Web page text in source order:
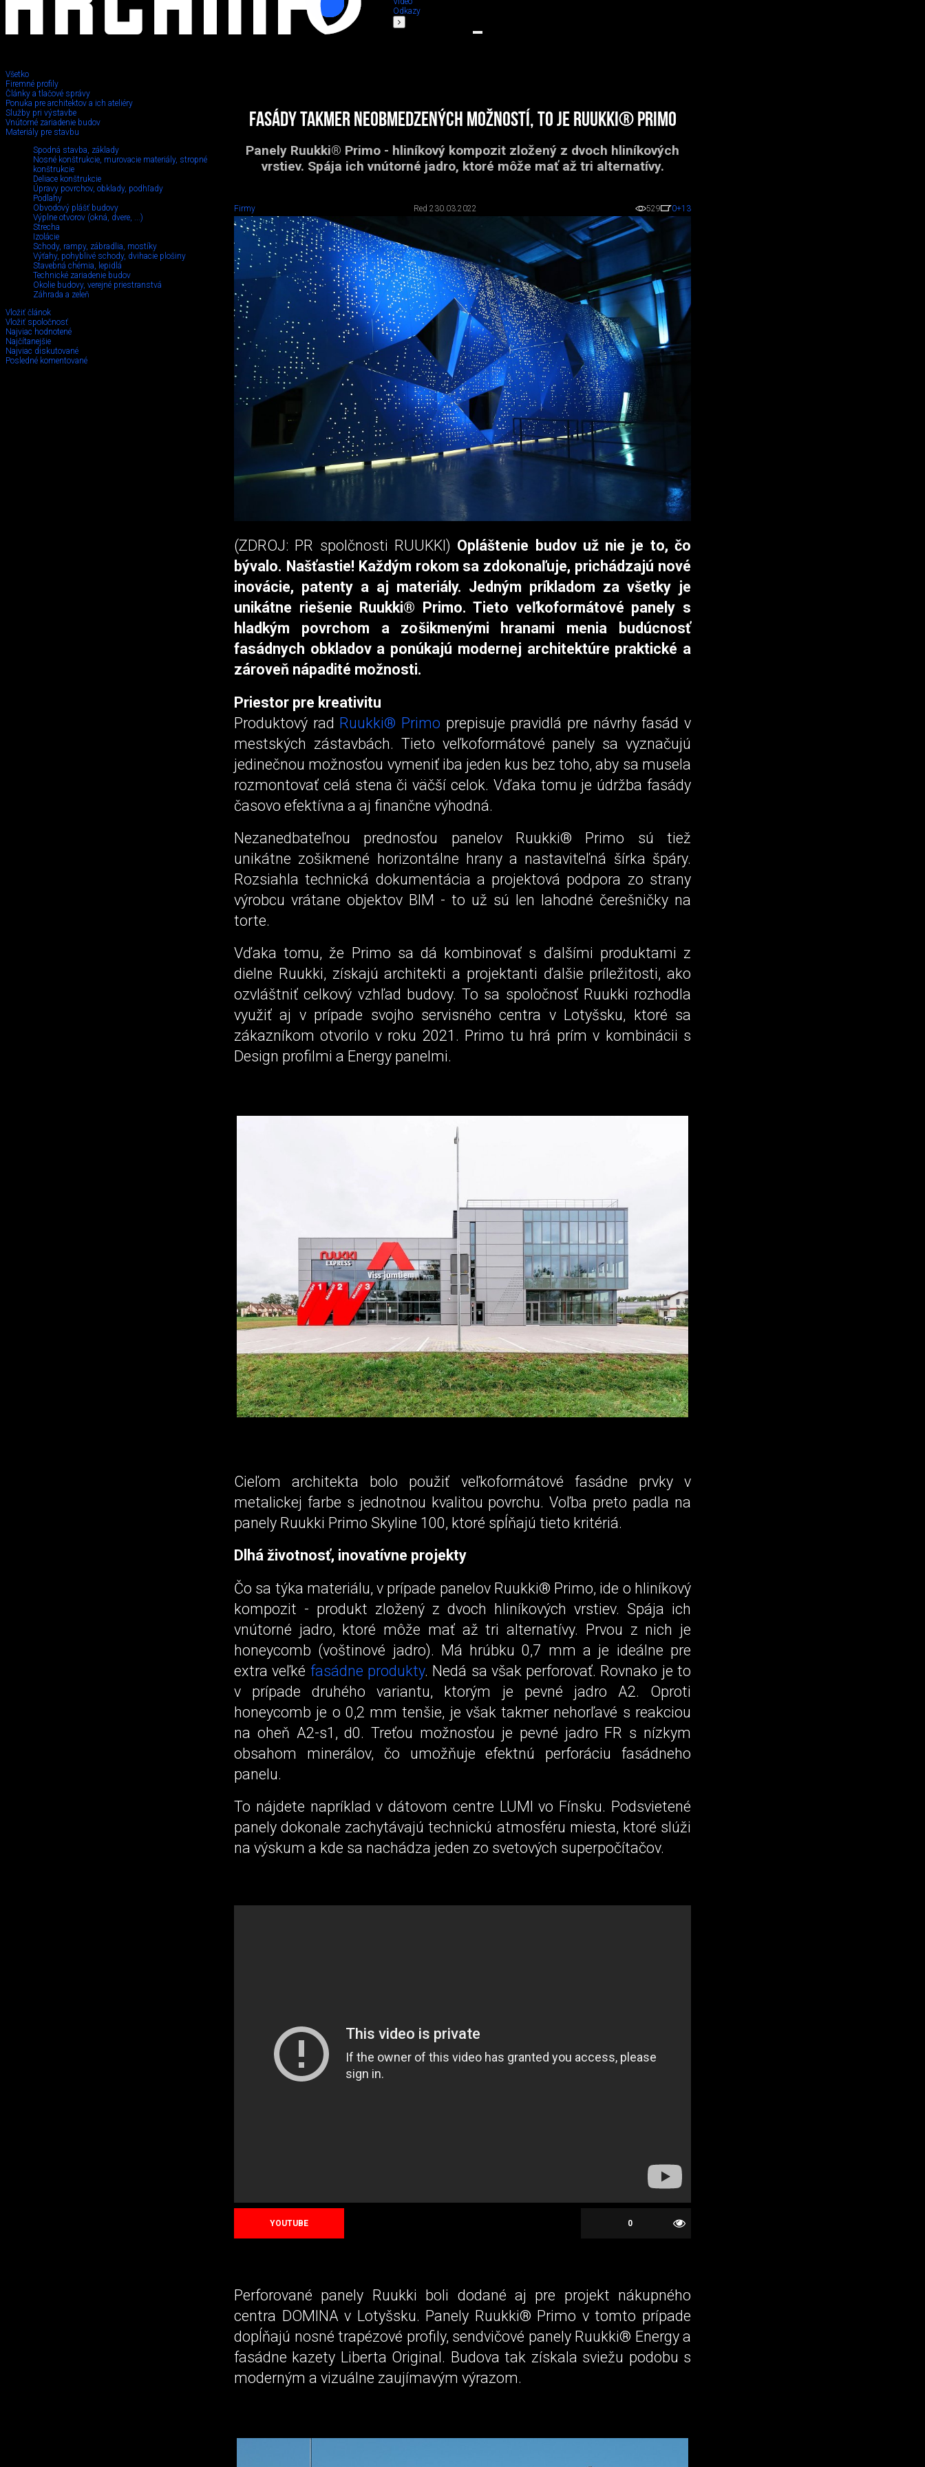
Odkazy
Všetko
Firemné profily
Články a tlačové správy
Ponuka pre architektov a ich ateliéry
Služby pri výstavbe
Vnútorné zariadenie budov
Materiály pre stavbu
Spodná stavba, základy
Nosné konštrukcie, murovacie materiály, stropné
konštrukcie
Deliace konštrukcie
Úpravy povrchov, obklady, podhľady
Podlahy
Obvodový plášť budovy
Výplne otvorov (okná, dvere, ...)
Strecha
Izolácie
Schody, rampy, zábradlia, mostíky
Výťahy, pohyblivé schody, dvihacie plošiny
Stavebná chémia, lepidlá
Technické zariadenie budov
Okolie budovy, verejné priestranstvá
Záhrada a zeleň
Vložiť článok
Vložiť spoločnosť
Najviac hodnotené
Najčítanejšie
Najviac diskutované
Posledné komentované
Fasády takmer neobmedzených možností, to je Ruukki® Primo
Panely Ruukki® Primo - hliníkový kompozit zložený z dvoch hliníkových
vrstiev. Spája ich vnútorné jadro, ktoré môže mať až tri alternatívy.
Firmy Red 230.03.2022 529 0+13
(ZDROJ: PR spolčnosti RUUKKI) Opláštenie budov už nie je to, čo
bývalo. Našťastie! Každým rokom sa zdokonaľuje, prichádzajú nové
inovácie, patenty a aj materiály. Jedným príkladom za všetky je
unikátne riešenie Ruukki® Primo. Tieto veľkoformátové panely s
hladkým povrchom a zošikmenými hranami menia budúcnosť
fasádnych obkladov a ponúkajú modernej architektúre praktické a
zároveň nápadité možnosti.
Priestor pre kreativitu
Produktový rad Ruukki® Primo prepisuje pravidlá pre návrhy fasád v
mestských zástavbách. Tieto veľkoformátové panely sa vyznačujú
jedinečnou možnosťou vymeniť iba jeden kus bez toho, aby sa musela
rozmontovať celá stena či väčší celok. Vďaka tomu je údržba fasády
časovo efektívna a aj finančne výhodná.
Nezanedbateľnou prednosťou panelov Ruukki® Primo sú tiež
unikátne zošikmené horizontálne hrany a nastaviteľná šírka špáry.
Rozsiahla technická dokumentácia a projektová podpora zo strany
výrobcu vrátane objektov BIM - to už sú len lahodné čerešničky na
torte.
Vďaka tomu, že Primo sa dá kombinovať s ďalšími produktami z
dielne Ruukki, získajú architekti a projektanti ďalšie príležitosti, ako
ozvláštniť celkový vzhľad budovy. To sa spoločnosť Ruukki rozhodla
využiť aj v prípade svojho servisného centra v Lotyšsku, ktoré sa
zákazníkom otvorilo v roku 2021. Primo tu hrá prím v kombinácii s
Design profilmi a Energy panelmi.
Cieľom architekta bolo použiť veľkoformátové fasádne prvky v
metalickej farbe s jednotnou kvalitou povrchu. Voľba preto padla na
panely Ruukki Primo Skyline 100, ktoré spĺňajú tieto kritériá.
Dlhá životnosť, inovatívne projekty
Čo sa týka materiálu, v prípade panelov Ruukki® Primo, ide o hliníkový
kompozit - produkt zložený z dvoch hliníkových vrstiev. Spája ich
vnútorné jadro, ktoré môže mať až tri alternatívy. Prvou z nich je
honeycomb (voštinové jadro). Má hrúbku 0,7 mm a je ideálne pre
extra veľké fasádne produkty. Nedá sa však perforovať. Rovnako je to
v prípade druhého variantu, ktorým je pevné jadro A2. Oproti
honeycomb je o 0,2 mm tenšie, je však takmer nehorľavé s reakciou
na oheň A2-s1, d0. Treťou možnosťou je pevné jadro FR s nízkym
obsahom minerálov, čo umožňuje efektnú perforáciu fasádneho
panelu.
To nájdete napríklad v dátovom centre LUMI vo Fínsku. Podsvietené
panely dokonale zachytávajú technickú atmosféru miesta, ktoré slúži
na výskum a kde sa nachádza jeden zo svetových superpočítačov.
0
YOUTUBE
Perforované panely Ruukki boli dodané aj pre projekt nákupného
centra DOMINA v Lotyšsku. Panely Ruukki® Primo v tomto prípade
dopĺňajú nosné trapézové profily, sendvičové panely Ruukki® Energy a
fasádne kazety Liberta Original. Budova tak získala sviežu podobu s
moderným a vizuálne zaujímavým výrazom.